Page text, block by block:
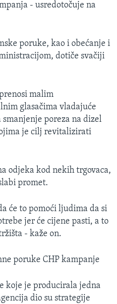
- usredotočuje na
poruke, kao i obećanje i
dotiče svačiji
malim
glasačima vladajuće
smanjenje poreza na dizel
je cilj revitalizirati
odjeka kod nekih trgovaca,
promet.
će to pomoći ljudima da si
jer će cijene pasti, a to
- kaže on.
poruke CHP kampanje
koje je producirala jedna
dio su strategije